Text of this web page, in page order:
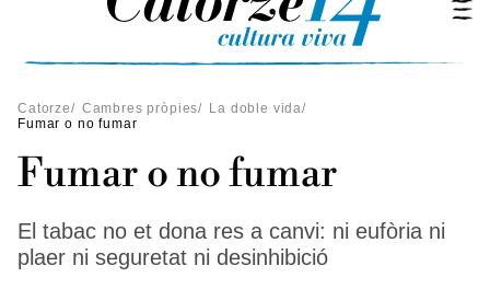
Catorze/ Cambres pròpies/ La doble vida/
Fumar o no fumar
Fumar o no fumar
El tabac no et dona res a canvi: ni eufòria ni
plaer ni seguretat ni desinhibició